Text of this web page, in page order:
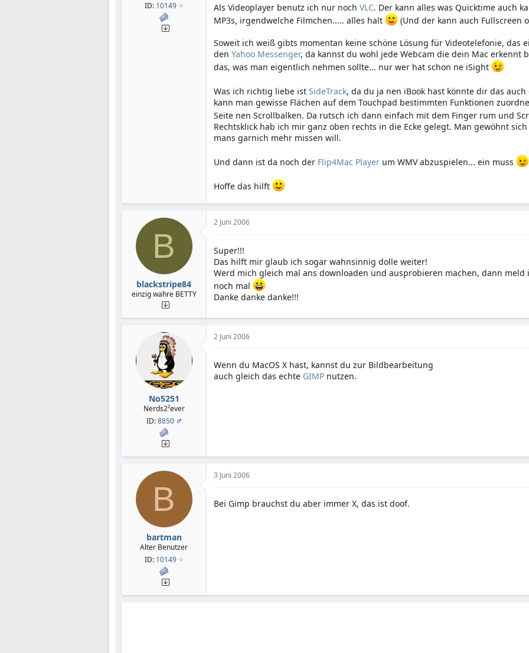
ID: 10149
Als Videoplayer benutz ich nur noch VLC. Der kann alles was Quicktime auch
MP3s, irgendwelche Filmchen..... alles halt
(Und der kann auch Fullscreen
Soweit ich weiß gibts momentan keine schöne Lösung für Videotelefonie, das
den Yahoo Messenger, da kannst du wohl jede Webcam die dein Mac erkennt
das, was man eigentlich nehmen sollte... nur wer hat schon ne iSight
Was ich richtig liebe ist SideTrack, da du ja nen iBook hast könnte dir das
kann man gewisse Flächen auf dem Touchpad bestimmten Funktionen
Seite nen Scrollbalken. Da rutsch ich dann einfach mit dem Finger rum und
Rechtsklick hab ich mir ganz oben rechts in die Ecke gelegt. Man gewöhnt
mans garnich mehr missen will.
Und dann ist da noch der Flip4Mac Player um WMV abzuspielen... ein muss
Hoffe das hilft
B
blackstripe84
einzig wahre BETTY
2 Juni 2006
Super!!!
Das hilft mir glaub ich sogar wahnsinnig dolle weiter!
Werd mich gleich mal ans downloaden und ausprobieren machen, dann
noch mal
Danke danke danke!!!
No5251
Nerds2²ever
ID:8850
2 Juni 2006
Wenn du MacOS X hast, kannst du zur Bildbearbeitung
auch gleich das echte GIMP nutzen.
B
bartman
Alter Benutzer
ID: 10149
3 Juni 2006
Bei Gimp brauchst du aber immer X, das ist doof.